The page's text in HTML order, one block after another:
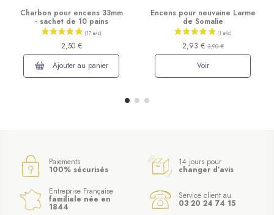
Charbon pour encens 33mm
- sachet de 10 pains
2,50 €
Ajouter au panier
Encens pour neuvaine Larme
de Somalie
2,93 €3,90 €
Voir
Paiements
100% sécurisés
14 jours pour
changer d’avis
Entreprise Française
familiale née en
1844
Service client au
03 20 24 74 15